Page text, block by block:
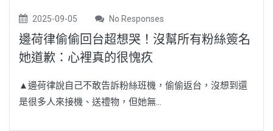
2025-09-05 No Responses
邊荷律偷偷回台超想哭！沒幫所有粉絲簽名
她道歉：心裡真的很愧疚
▲邊荷律說自己不敢告訴粉絲班機，偷偷返台，沒想到還
是很多人來接機、送禮物，但她無...